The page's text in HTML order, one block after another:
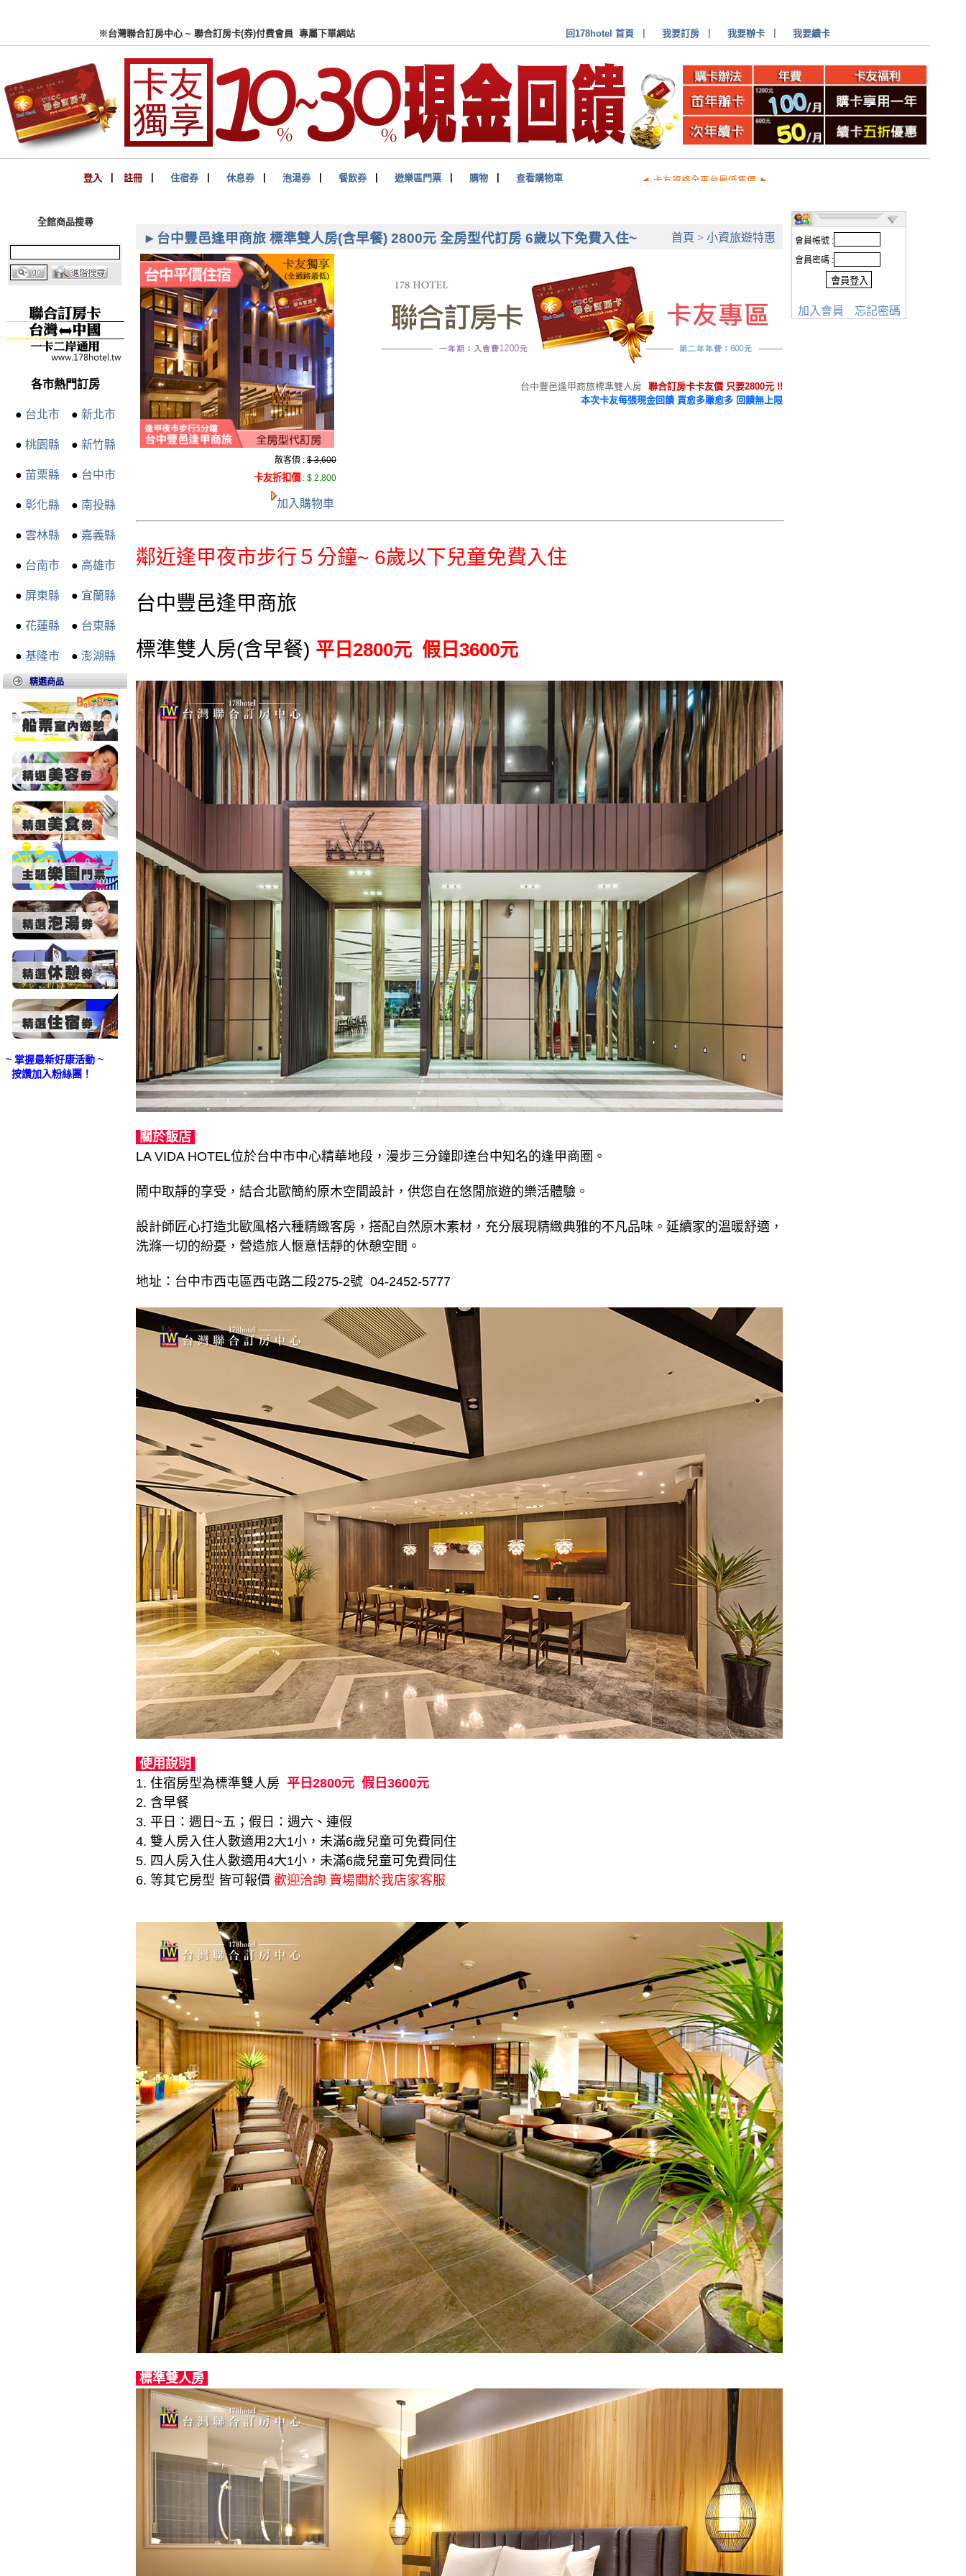
※台灣聯合訂房中心 ~ 聯合訂房卡(券)付費會員 專屬下單網站 回178hotel 首頁 我要訂房 我要辦卡 我要續卡
登入 註冊 住宿券 休息券 泡湯券 餐飲券 遊樂區門票 購物 查看購物車 ◄ 卡友資格全平台最低售價 ►
全館商品搜尋
各市熱門訂房
● 台北市● 新北市
● 桃園縣 ● 新竹縣
● 苗栗縣 ● 台中市
● 彰化縣 ● 南投縣
● 雲林縣 ● 嘉義縣
● 台南市● 高雄市
● 屏東縣 ● 宜蘭縣
● 花蓮縣 ● 台東縣
● 基隆市● 澎湖縣
精選商品
~ 掌握最新好康活動 ~
按讚加入粉絲團！
►台中豐邑逢甲商旅 標準雙人房(含早餐) 2800元 全房型代訂房 6歲以下免費入住~ 首頁 > 小資旅遊特惠
散客價 : $ 3,600
卡友折扣價 : $ 2,800
加入購物車
台中豐邑逢甲商旅標準雙人房 聯合訂房卡卡友價 只要2800元 !!
本次卡友每張現金回饋 買愈多賺愈多 回饋無上限
鄰近逢甲夜市步行５分鐘~ 6歲以下兒童免費入住
台中豐邑逢甲商旅
標準雙人房(含早餐) 平日2800元 假日3600元
關於飯店
LA VIDA HOTEL位於台中市中心精華地段，漫步三分鐘即達台中知名的逢甲商圈。
鬧中取靜的享受，結合北歐簡約原木空間設計，供您自在悠閒旅遊的樂活體驗。
設計師匠心打造北歐風格六種精緻客房，搭配自然原木素材，充分展現精緻典雅的不凡品味。延續家的溫暖舒適，
洗滌一切的紛憂，營造旅人愜意恬靜的休憩空間。
地址：台中市西屯區西屯路二段275-2號 04-2452-5777
使用說明
1. 住宿房型為標準雙人房 平日2800元 假日3600元
2. 含早餐
3. 平日：週日~五；假日：週六、連假
4. 雙人房入住人數適用2大1小，未滿6歲兒童可免費同住
5. 四人房入住人數適用4大1小，未滿6歲兒童可免費同住
6. 等其它房型 皆可報價 歡迎洽詢 賣場關於我店家客服
標準雙人房
會員帳號 :
會員密碼 :
加入會員 忘記密碼